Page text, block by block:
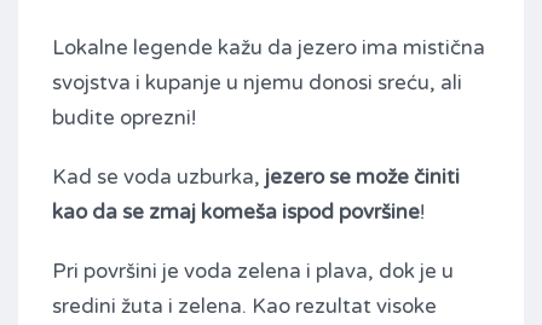
Lokalne legende kažu da jezero ima mistična
svojstva i kupanje u njemu donosi sreću, ali
budite oprezni!
Kad se voda uzburka, jezero se može činiti
kao da se zmaj komeša ispod površine!
Pri površini je voda zelena i plava, dok je u
sredini žuta i zelena. Kao rezultat visoke